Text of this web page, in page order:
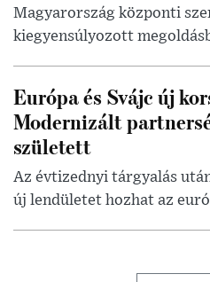
Magyarország központi
kiegyensúlyozott
Európa és Svájc új
Modernizált
született
Az évtizednyi tárgyalás
új lendületet hozhat az